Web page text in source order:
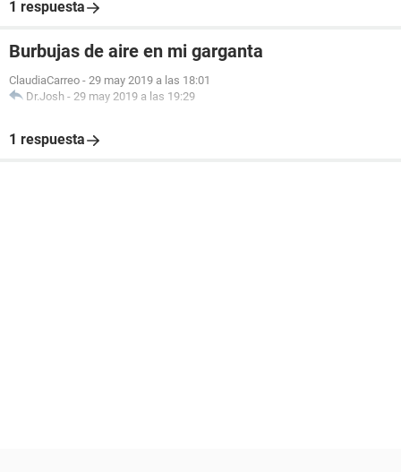
1 respuesta
Burbujas de aire en mi garganta
ClaudiaCarreo - 29 may 2019 a las 18:01
Dr.Josh - 29 may 2019 a las 19:29
1 respuesta